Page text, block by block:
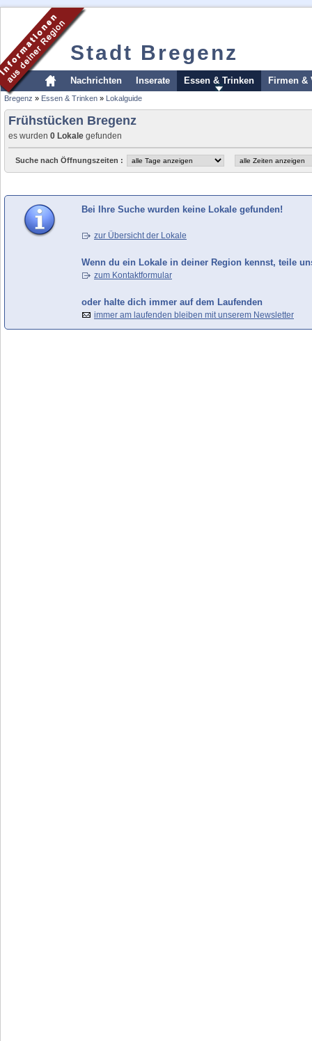
Stadt Bregenz
Nachrichten Inserate Essen & Trinken Firmen &
Bregenz » Essen & Trinken » Lokalguide
Frühstücken Bregenz
es wurden 0 Lokale gefunden
Suche nach Öffnungszeiten :
Bei Ihre Suche wurden keine Lokale gefunden!
zur Übersicht der Lokale
Wenn du ein Lokale in deiner Region kennst, teile
zum Kontaktformular
oder halte dich immer auf dem Laufenden
immer am laufenden bleiben mit unserem Newsletter